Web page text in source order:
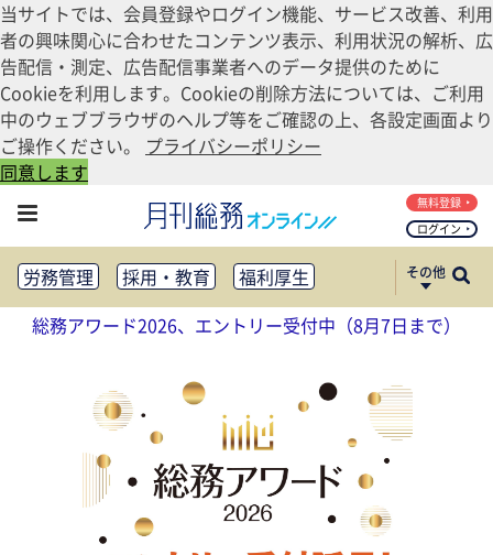
当サイトでは、会員登録やログイン機能、サービス改善、利用
者の興味関心に合わせたコンテンツ表示、利用状況の解析、広
告配信・測定、広告配信事業者へのデータ提供のために
Cookieを利用します。Cookieの削除方法については、ご利用
中のウェブブラウザのヘルプ等をご確認の上、各設定画面より
ご操作ください。 プライバシーポリシー
同意します
ログイン
無料登録
労務管理 採用・教育
福利厚生
健康経営
働き方改革
法務・コンプライアンス
リスクマネジメント・BCP
社外・社内広報
社外・社内コミュニケーション活性化
FM・オフィス移転
CSR・SDGs
テクノロジー活用・DX
助成金・補助金・コスト削減
アウトソーシング・BPO
調査・レポート
その他
総務アワード2026、エントリー受付中（8月7日まで）